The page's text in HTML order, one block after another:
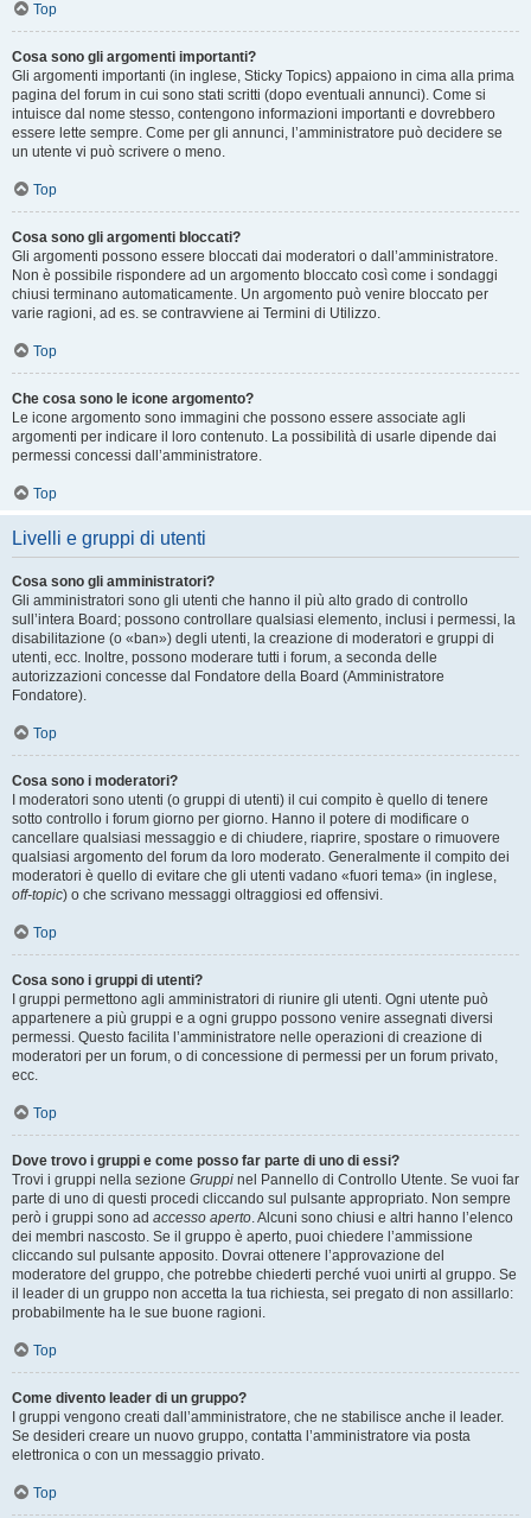
Top
Cosa sono gli argomenti importanti?
Gli argomenti importanti (in inglese, Sticky Topics) appaiono in cima alla prima
pagina del forum in cui sono stati scritti (dopo eventuali annunci). Come si
intuisce dal nome stesso, contengono informazioni importanti e dovrebbero
essere lette sempre. Come per gli annunci, l’amministratore può decidere se
un utente vi può scrivere o meno.
Top
Cosa sono gli argomenti bloccati?
Gli argomenti possono essere bloccati dai moderatori o dall’amministratore.
Non è possibile rispondere ad un argomento bloccato così come i sondaggi
chiusi terminano automaticamente. Un argomento può venire bloccato per
varie ragioni, ad es. se contravviene ai Termini di Utilizzo.
Top
Che cosa sono le icone argomento?
Le icone argomento sono immagini che possono essere associate agli
argomenti per indicare il loro contenuto. La possibilità di usarle dipende dai
permessi concessi dall’amministratore.
Top
Livelli e gruppi di utenti
Cosa sono gli amministratori?
Gli amministratori sono gli utenti che hanno il più alto grado di controllo
sull’intera Board; possono controllare qualsiasi elemento, inclusi i permessi, la
disabilitazione (o «ban») degli utenti, la creazione di moderatori e gruppi di
utenti, ecc. Inoltre, possono moderare tutti i forum, a seconda delle
autorizzazioni concesse dal Fondatore della Board (Amministratore
Fondatore).
Top
Cosa sono i moderatori?
I moderatori sono utenti (o gruppi di utenti) il cui compito è quello di tenere
sotto controllo i forum giorno per giorno. Hanno il potere di modificare o
cancellare qualsiasi messaggio e di chiudere, riaprire, spostare o rimuovere
qualsiasi argomento del forum da loro moderato. Generalmente il compito dei
moderatori è quello di evitare che gli utenti vadano «fuori tema» (in inglese,
off-topic) o che scrivano messaggi oltraggiosi ed offensivi.
Top
Cosa sono i gruppi di utenti?
I gruppi permettono agli amministratori di riunire gli utenti. Ogni utente può
appartenere a più gruppi e a ogni gruppo possono venire assegnati diversi
permessi. Questo facilita l’amministratore nelle operazioni di creazione di
moderatori per un forum, o di concessione di permessi per un forum privato,
ecc.
Top
Dove trovo i gruppi e come posso far parte di uno di essi?
Trovi i gruppi nella sezione Gruppi nel Pannello di Controllo Utente. Se vuoi far
parte di uno di questi procedi cliccando sul pulsante appropriato. Non sempre
però i gruppi sono ad accesso aperto. Alcuni sono chiusi e altri hanno l’elenco
dei membri nascosto. Se il gruppo è aperto, puoi chiedere l’ammissione
cliccando sul pulsante apposito. Dovrai ottenere l’approvazione del
moderatore del gruppo, che potrebbe chiederti perché vuoi unirti al gruppo. Se
il leader di un gruppo non accetta la tua richiesta, sei pregato di non assillarlo:
probabilmente ha le sue buone ragioni.
Top
Come divento leader di un gruppo?
I gruppi vengono creati dall’amministratore, che ne stabilisce anche il leader.
Se desideri creare un nuovo gruppo, contatta l’amministratore via posta
elettronica o con un messaggio privato.
Top